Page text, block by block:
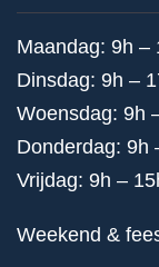
Maandag: 9h –
Dinsdag: 9h –
Woensdag: 9h
Donderdag: 9h
Vrijdag: 9h –
Weekend &